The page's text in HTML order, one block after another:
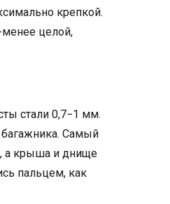
крепкой.
целой,
стали 0,7−1 мм.
Самый
а крыша и днище
пальцем, как